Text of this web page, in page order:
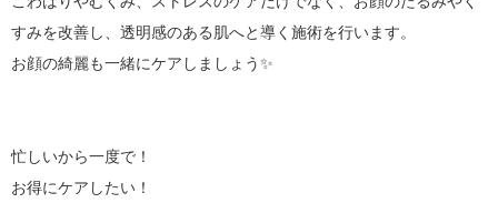
すみを改善し、透明感のある肌へと導く施術を行います。
お顔の綺麗も一緒にケアしましょう✨
忙しいから一度で！
お得にケアしたい！